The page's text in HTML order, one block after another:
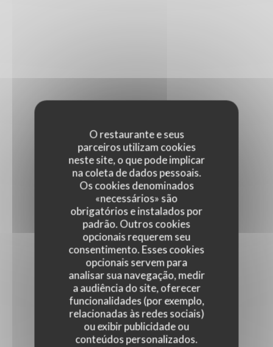
O restaurante e seus
parceiros utilizam cookies
neste site, o que pode implicar
na coleta de dados pessoais.
Os cookies denominados
«necessários» são
obrigatórios e instalados por
padrão. Outros cookies
opcionais requerem seu
consentimento. Esses cookies
opcionais servem para
analisar sua navegação, medir
a audiência do site, oferecer
funcionalidades (por exemplo,
relacionadas às redes sociais)
ou exibir publicidade ou
conteúdos personalizados.